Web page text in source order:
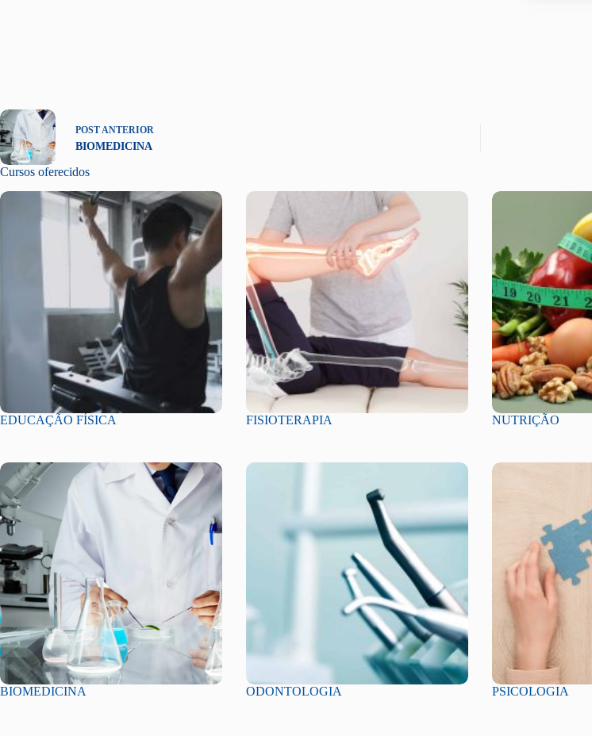
POST ANTERIOR
BIOMEDICINA
Cursos oferecidos
EDUCAÇÃO FÍSICA FISIOTERAPIA NUTRIÇÃO
BIOMEDICINA ODONTOLOGIA PSICOLOGIA